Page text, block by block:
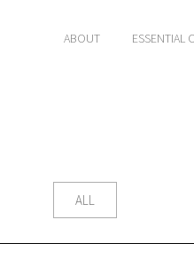
ABOUT ESSENTIAL
ALL